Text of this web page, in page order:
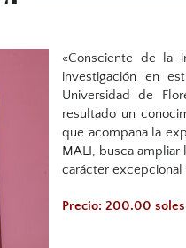
«Consciente de la
investigación en
Universidad de
resultado un
que acompaña la
MALI, busca ampliar
carácter
Precio: 200.00 soles